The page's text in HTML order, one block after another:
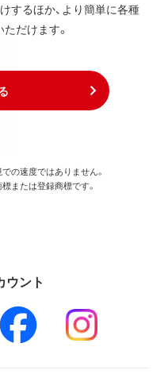
入商品またはその添付ソ
ことのみとします。
イル、リバースエンジニア
フトウェアに加えること
中断、逸失利益、精神的
アの使用または使用不能
別、偶発的、結果的、そ
の責任を負いません。
するほか、より簡単に各種
だけます。
の速度ではありません。
または登録商標です。
ウント